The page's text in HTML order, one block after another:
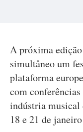
A próxima
simultâneo um
plataforma
com
indústria musical
18 e 21 de